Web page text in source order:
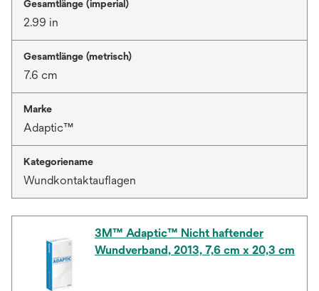
Gesamtlänge (imperial)
2.99 in
Gesamtlänge (metrisch)
7.6 cm
Marke
Adaptic™
Kategoriename
Wundkontaktauflagen
3M™ Adaptic™ Nicht haftender
Wundverband, 2013, 7,6 cm x 20,3 cm